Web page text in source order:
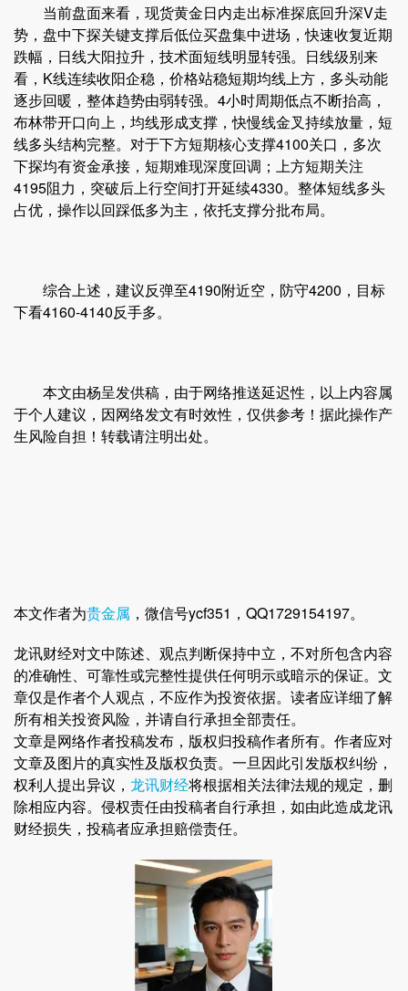
当前盘面来看，现货黄金日内走出标准探底回升深V走
势，盘中下探关键支撑后低位买盘集中进场，快速收复近期
跌幅，日线大阳拉升，技术面短线明显转强。日线级别来
看，K线连续收阳企稳，价格站稳短期均线上方，多头动能
逐步回暖，整体趋势由弱转强。4小时周期低点不断抬高，
布林带开口向上，均线形成支撑，快慢线金叉持续放量，短
线多头结构完整。对于下方短期核心支撑4100关口，多次
下探均有资金承接，短期难现深度回调；上方短期关注
4195阻力，突破后上行空间打开延续4330。整体短线多头
占优，操作以回踩低多为主，依托支撑分批布局。
综合上述，建议反弹至4190附近空，防守4200，目标
下看4160-4140反手多。
本文由杨呈发供稿，由于网络推送延迟性，以上内容属
于个人建议，因网络发文有时效性，仅供参考！据此操作产
生风险自担！转载请注明出处。
本文作者为贵金属 ，微信号ycf351，QQ1729154197。
龙讯财经对文中陈述、观点判断保持中立，不对所包含内容
的准确性、可靠性或完整性提供任何明示或暗示的保证。文
章仅是作者个人观点，不应作为投资依据。读者应详细了解
所有相关投资风险，并请自行承担全部责任。
文章是网络作者投稿发布，版权归投稿作者所有。作者应对
文章及图片的真实性及版权负责。一旦因此引发版权纠纷，
权利人提出异议， 龙讯财经将根据相关法律法规的规定，删
除相应内容。侵权责任由投稿者自行承担，如由此造成龙讯
财经损失，投稿者应承担赔偿责任。